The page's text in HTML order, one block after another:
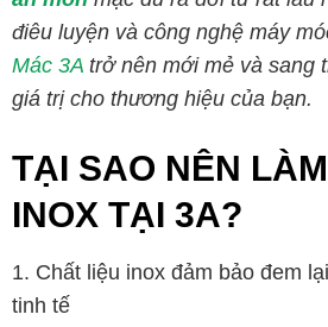
điêu luyện và công nghệ máy
Mác 3A trở nên mới mẻ và sang
giá trị cho thương hiệu của bạn.
TẠI SAO NÊN
INOX TẠI 3A?
Chất liệu inox đảm bảo đem
tinh tế